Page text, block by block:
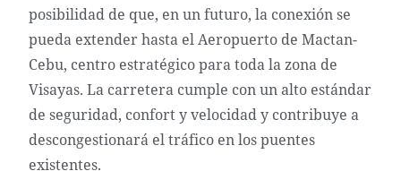
posibilidad de que, en un futuro, la conexión se
pueda extender hasta el Aeropuerto de Mactan-
Cebu, centro estratégico para toda la zona de
Visayas. La carretera cumple con un alto estándar
de seguridad, confort y velocidad y contribuye a
descongestionará el tráfico en los puentes
existentes.